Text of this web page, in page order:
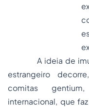
A ideia de
estrangeiro
comitas
internacional, que